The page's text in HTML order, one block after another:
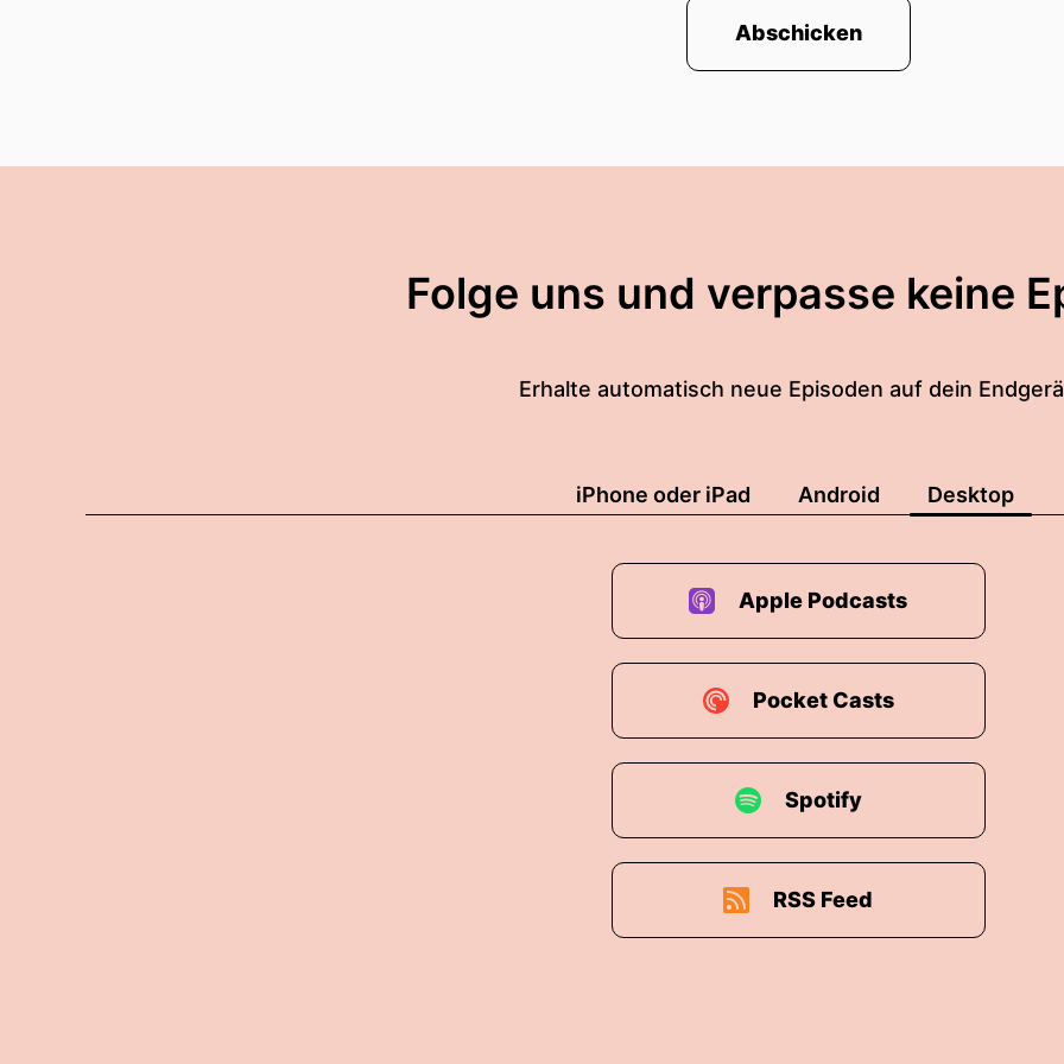
00:02:26: Er geht mit uns und erhält unseren Weg so dass wir sehen wohin wir
Abschicken
Folge uns und verpasse keine
Erhalte automatisch neue Episoden auf dein
iPhone oder iPad Android Desktop
Apple Podcasts
Pocket Casts
Spotify
RSS Feed